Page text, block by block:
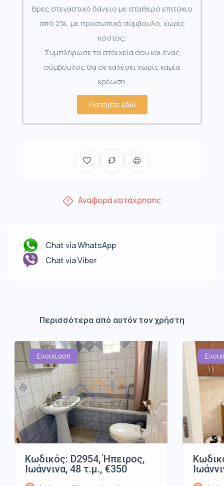
Βρες στεγαστικό δάνειο με σταθερό επιτόκιο
από 2%, με προσωπικό σύμβουλο, χωρίς
κόστος.
Συμπλήρωσε τα στοιχεία σου και ένας
σύμβουλος θα σε καλέσει χωρίς καμία
χρέωση.
Πατήστε εδώ
Αναφορά κατάχρησης
Chat via WhatsApp
Chat via Viber
Περισσότερα από αυτόν τον χρήστη
Ενοικίαση
Κωδικός: D2954, Ήπειρος,
Ιωάννινα, 48 τ.μ., €350